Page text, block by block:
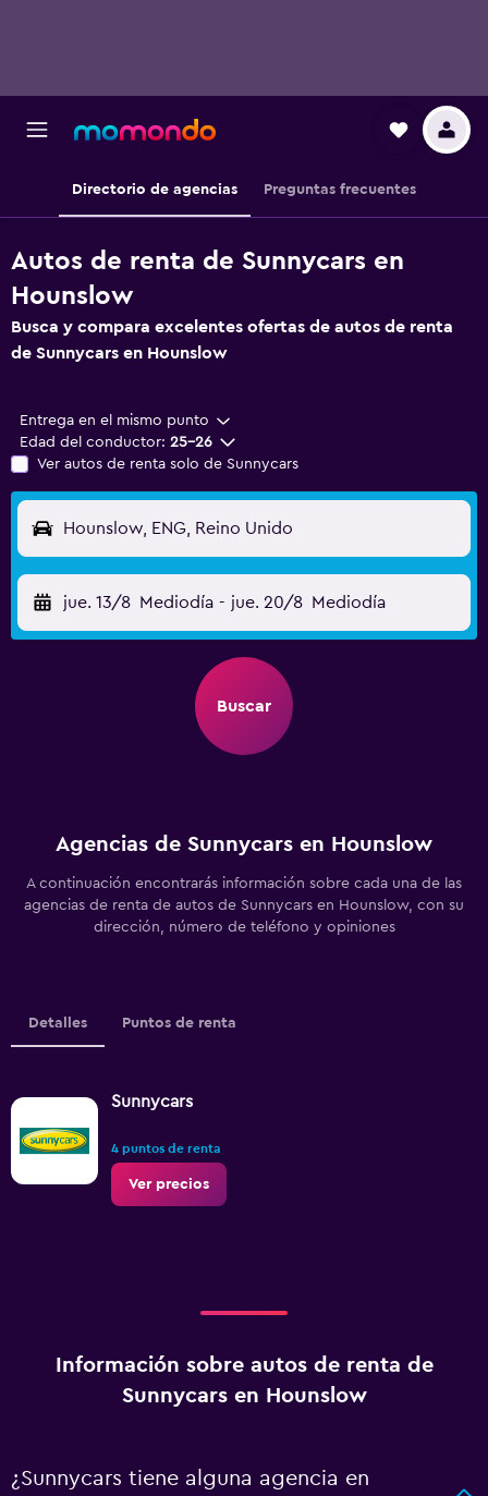
Directorio de agencias Preguntas frecuentes
Autos de renta de Sunnycars en
Hounslow
Busca y compara excelentes ofertas de autos de renta
de Sunnycars en Hounslow
Entrega en el mismo punto
Edad del conductor: 25-26
Ver autos de renta solo de Sunnycars
Hounslow, ENG, Reino Unido
jue. 13/8 Mediodía - jue. 20/8 Mediodía
Buscar
Agencias de Sunnycars en Hounslow
A continuación encontrarás información sobre cada una de las
agencias de renta de autos de Sunnycars en Hounslow, con su
dirección, número de teléfono y opiniones
Detalles Puntos de renta
Sunnycars
4 puntos de renta
Ver precios
Información sobre autos de renta de
Sunnycars en Hounslow
¿Sunnycars tiene alguna agencia en